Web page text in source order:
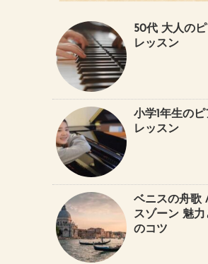
50代 大人の
レッスン
小学1年生の
レッスン
ベニスの舟歌
スゾーン 魅力
のコツ